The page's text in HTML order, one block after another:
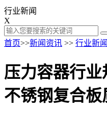
行业新闻
X
首页>>新闻资讯 >> 行业新闻
压力容器行
不锈钢复合